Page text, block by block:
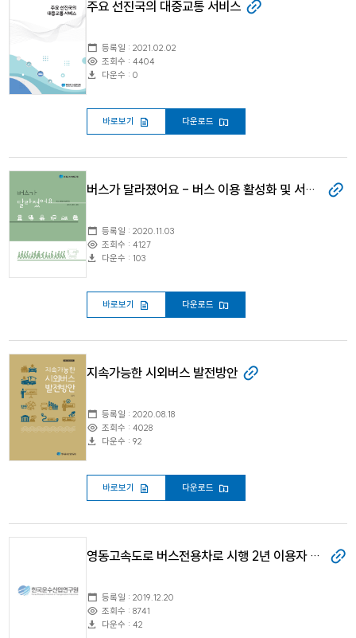
주요 선진국의 대중교통 서비스
등록일 : 2021.02.02
조회수 : 4404
다운수 : 0
바로보기 다운로드
버스가 달라졌어요 - 버스 이용 활성화 및 서비스 개선 사례
등록일 : 2020.11.03
조회수 : 4127
다운수 : 103
바로보기 다운로드
지속가능한 시외버스 발전방안
등록일 : 2020.08.18
조회수 : 4028
다운수 : 92
바로보기 다운로드
영동고속도로 버스전용차로 시행 2년 이용자 설문 및 운영 모니터링 조사결과
등록일 : 2019.12.20
조회수 : 8741
다운수 : 42